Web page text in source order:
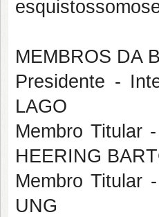
MEMBROS DA
Presidente -
LAGO
Membro Titular
HEERING
Membro Titular
UNG